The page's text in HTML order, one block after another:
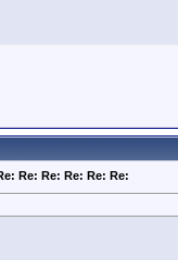
Re: Re: Re: Re: Re: